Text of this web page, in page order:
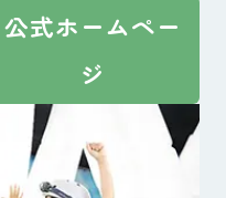
公式ホームペー
ジ